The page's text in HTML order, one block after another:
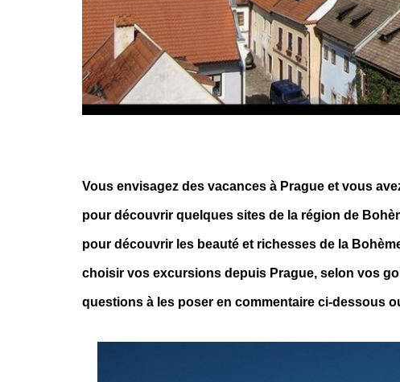
Vous envisagez des vacances à Prague et vous
pour découvrir quelques sites de la région de
pour découvrir les beauté et richesses de la
choisir vos excursions depuis Prague, selon vos
questions à les poser en commentaire ci-dessous